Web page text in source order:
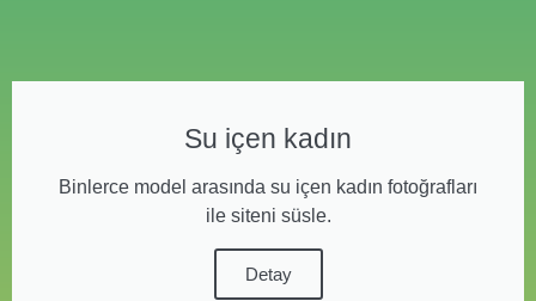
Su içen kadın
Binlerce model arasında su içen kadın fotoğrafları
ile siteni süsle.
Detay